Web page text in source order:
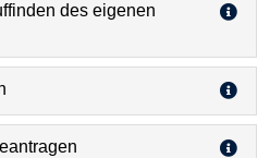
des eigenen